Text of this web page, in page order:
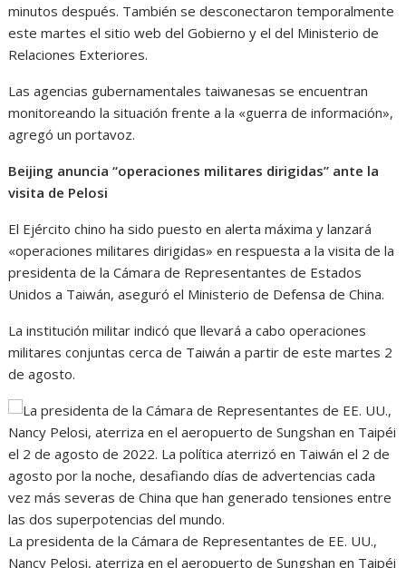
minutos después. También se desconectaron temporalmente
este martes el sitio web del Gobierno y el del Ministerio de
Relaciones Exteriores.
Las agencias gubernamentales taiwanesas se encuentran
monitoreando la situación frente a la «guerra de información»,
agregó un portavoz.
Beijing anuncia “operaciones militares dirigidas” ante la
visita de Pelosi
El Ejército chino ha sido puesto en alerta máxima y lanzará
«operaciones militares dirigidas» en respuesta a la visita de la
presidenta de la Cámara de Representantes de Estados
Unidos a Taiwán, aseguró el Ministerio de Defensa de China.
La institución militar indicó que llevará a cabo operaciones
militares conjuntas cerca de Taiwán a partir de este martes 2
de agosto.
La presidenta de la Cámara de Representantes de EE. UU.,
Nancy Pelosi, aterriza en el aeropuerto de Sungshan en Taipéi